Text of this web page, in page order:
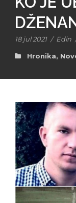
18 jul 2021 / Edin
Hronika,